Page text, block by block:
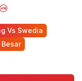
Vs Swedia